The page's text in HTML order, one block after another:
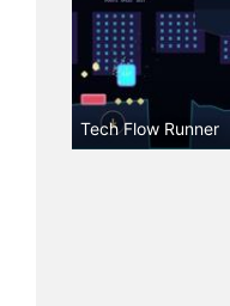
Tech Flow Runner